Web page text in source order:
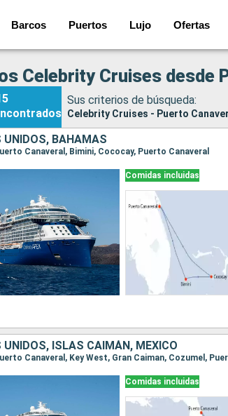
Barcos Puertos Lujo Ofertas
Celebrity Cruises desde
Sus criterios de búsqueda:
Celebrity Cruises - Puerto
UNIDOS, BAHAMAS
Canaveral, Bimini, Cococay, Puerto Canaveral
Comidas incluidas
UNIDOS, ISLAS CAIMÁN, MÉXICO
Canaveral, Key West, Gran Caiman, Cozumel,
Comidas incluidas